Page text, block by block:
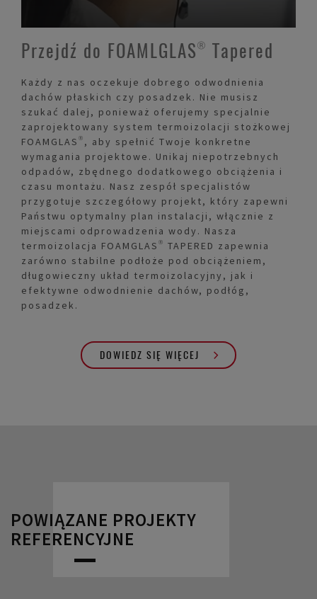
Przejdź do FOAMLGLAS® Tapered
Każdy z nas oczekuje dobrego odwodnienia
dachów płaskich czy posadzek. Nie musisz
szukać dalej, ponieważ oferujemy specjalnie
zaprojektowany system termoizolacji stożkowej
FOAMGLAS®, aby spełnić Twoje konkretne
wymagania projektowe. Unikaj niepotrzebnych
odpadów, zbędnego dodatkowego obciążenia i
czasu montażu. Nasz zespół specjalistów
przygotuje szczegółowy projekt, który zapewni
Państwu optymalny plan instalacji, włącznie z
miejscami odprowadzenia wody. Nasza
termoizolacja FOAMGLAS® TAPERED zapewnia
zarówno stabilne podłoże pod obciążeniem,
długowieczny układ termoizolacyjny, jak i
efektywne odwodnienie dachów, podłóg,
posadzek.
DOWIEDZ SIĘ WIĘCEJ
POWIĄZANE PROJEKTY
REFERENCYJNE